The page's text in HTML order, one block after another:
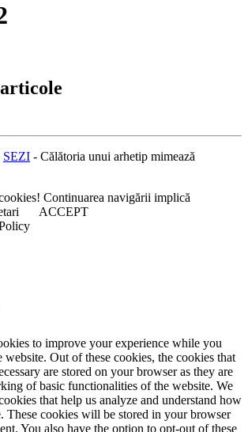
SEZI - Călătoria unui arhetip mimează
Continuarea navigării implică
ACCEPT
to improve your experience while you
website. Out of these cookies, the cookies that
are stored on your browser as they are
of basic functionalities of the website. We
that help us analyze and understand how
These cookies will be stored in your browser
You also have the option to opt-out of these